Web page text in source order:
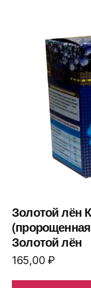
Золотой лён
Золотой лён
165,00₽